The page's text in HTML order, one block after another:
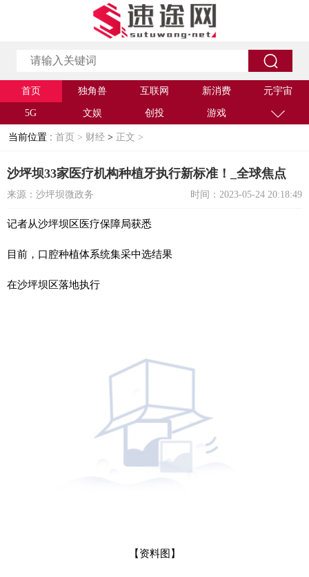
首页 独角兽 互联网 新消费 元宇宙
5G 文娱 创投 游戏
当前位置 : 首页 > 财经 > 正文 >
沙坪坝33家医疗机构种植牙执行新标准！_全球焦点
来源：沙坪坝微政务 时间：2023-05-24 20:18:49
记者从沙坪坝区医疗保障局获悉
目前，口腔种植体系统集采中选结果
在沙坪坝区落地执行
【资料图】